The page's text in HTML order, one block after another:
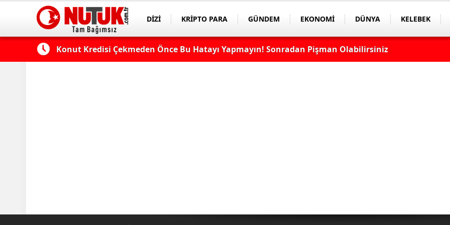
DİZİ KRİPTO PARA GÜNDEM EKONOMİ DÜNYA KELEBEK
Edilmeli? Konut Kredisi Çekmeden Önce Bu Hatayı Yapmayın! Sonradan Pişman Olabilirsiniz